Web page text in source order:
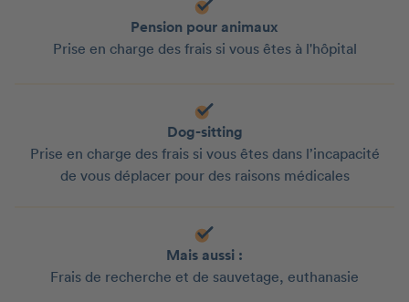
Pension pour animaux
Prise en charge des frais si vous êtes à l'hôpital
Dog-sitting
Prise en charge des frais si vous êtes dans l’incapacité
de vous déplacer pour des raisons médicales
Mais aussi :
Frais de recherche et de sauvetage, euthanasie